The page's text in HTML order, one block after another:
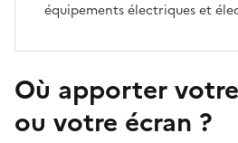
équipements électriques et
Où apporter
ou votre écran ?